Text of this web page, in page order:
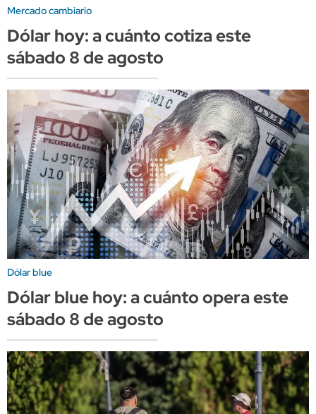
Mercado cambiario
Dólar hoy: a cuánto cotiza este
sábado 8 de agosto
Dólar blue
Dólar blue hoy: a cuánto opera este
sábado 8 de agosto